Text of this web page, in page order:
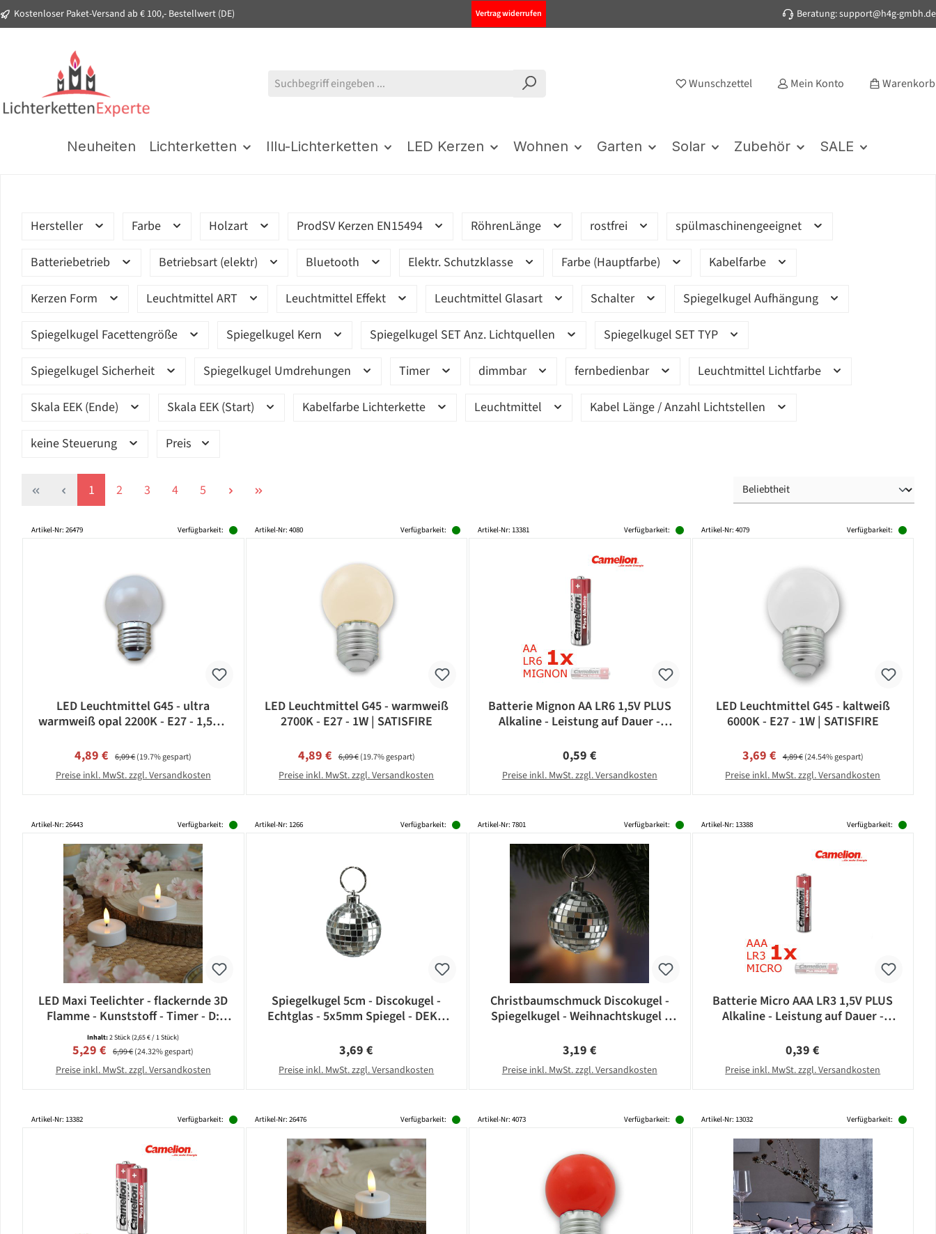
Zur Hauptnavigation springen
Kostenloser Paket-Versand ab € 100,- Bestellwert (DE) Vertrag widerrufen Beratung: support@h4g-gmbh.de
Wunschzettel Mein Konto Warenkorb
Neuheiten Lichterketten Illu-Lichterketten LED Kerzen Wohnen Garten Solar Zubehör SALE
Hersteller Farbe Holzart ProdSV Kerzen EN15494 RöhrenLänge rostfrei spülmaschinengeeignet
Batteriebetrieb Betriebsart (elektr) Bluetooth Elektr. Schutzklasse Farbe (Hauptfarbe) Kabelfarbe
Kerzen Form Leuchtmittel ART Leuchtmittel Effekt Leuchtmittel Glasart Schalter Spiegelkugel Aufhängung
Spiegelkugel Facettengröße Spiegelkugel Kern Spiegelkugel SET Anz. Lichtquellen Spiegelkugel SET TYP
Spiegelkugel Sicherheit Spiegelkugel Umdrehungen Timer dimmbar fernbedienbar Leuchtmittel Lichtfarbe
Skala EEK (Ende) Skala EEK (Start) Kabelfarbe Lichterkette Leuchtmittel Kabel Länge / Anzahl Lichtstellen
keine Steuerung Preis
Seite
1 Seite
2 Seite
3 Seite
4 Seite
5
Artikel-Nr: 26479 Verfügbarkeit:
LED Leuchtmittel G45 - ultra
warmweiß opal 2200K - E27 - 1,5W |
Verkaufspreis:
4,89 € Regulärer Preis:
6,09 €(19.7% gespart)
Preise inkl. MwSt. zzgl. Versandkosten
Artikel-Nr: 4080 Verfügbarkeit:
LED Leuchtmittel G45 - warmweiß
2700K - E27 - 1W | SATISFIRE
Verkaufspreis:
4,89 € Regulärer Preis:
6,09 €(19.7% gespart)
Preise inkl. MwSt. zzgl. Versandkosten
Artikel-Nr: 13381 Verfügbarkeit:
Batterie Mignon AA LR6 1,5V PLUS
Alkaline - Leistung auf Dauer -
Regulärer Preis:
0,59 €
Preise inkl. MwSt. zzgl. Versandkosten
Artikel-Nr: 4079 Verfügbarkeit:
LED Leuchtmittel G45 - kaltweiß
6000K - E27 - 1W | SATISFIRE
Verkaufspreis:
3,69 € Regulärer Preis:
4,89 €(24.54% gespart)
Preise inkl. MwSt. zzgl. Versandkosten
Artikel-Nr: 26443 Verfügbarkeit:
LED Maxi Teelichter - flackernde 3D
Flamme - Kunststoff - Timer - D:
5,8cm - weiß - 2er Set
Inhalt:2 Stück(2,65 € / 1 Stück)
Verkaufspreis:
5,29 € Regulärer Preis:
6,99 €(24.32% gespart)
Preise inkl. MwSt. zzgl. Versandkosten
Artikel-Nr: 1266 Verfügbarkeit:
Spiegelkugel 5cm - Discokugel -
Echtglas - 5x5mm Spiegel - DEKO
Regulärer Preis:
3,69 €
Preise inkl. MwSt. zzgl. Versandkosten
Artikel-Nr: 7801 Verfügbarkeit:
Christbaumschmuck Discokugel -
Spiegelkugel - Weihnachtskugel -
Regulärer Preis:
3,19 €
Preise inkl. MwSt. zzgl. Versandkosten
Artikel-Nr: 13388 Verfügbarkeit:
Batterie Micro AAA LR3 1,5V PLUS
Alkaline - Leistung auf Dauer -
Regulärer Preis:
0,39 €
Preise inkl. MwSt. zzgl. Versandkosten
Artikel-Nr: 13382 Verfügbarkeit: Artikel-Nr: 26476 Verfügbarkeit: Artikel-Nr: 4073 Verfügbarkeit: Artikel-Nr: 13032 Verfügbarkeit: